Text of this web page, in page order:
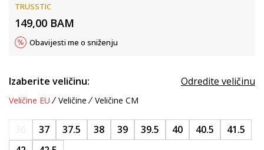
TRUSSTIC
149,00 BAM
Obavijesti me o sniženju
Izaberite veličinu: Odredite veličinu
Veličine EU Veličine Veličine CM
37 37.5 38 39 39.5 40 40.5
41.5